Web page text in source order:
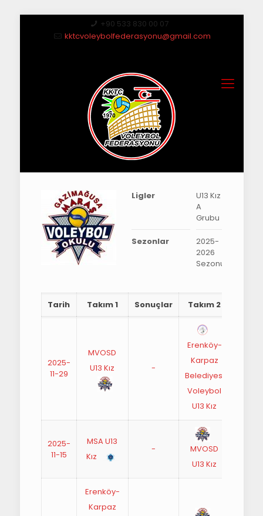
+90 533 830 00 07
kktcvoleybolfederasyonu@gmail.com
Ligler
U13 Kız
A
Grubu
Sezonlar
2025-
2026
Sezonu
Tarih Takım 1 Sonuçlar Takım 2
2025-
11-29
MVOSD
U13 Kız
-
Erenköy-
Karpaz
Belediyesi
Voleybol
U13 Kız
2025-
11-15
MSA U13
Kız
-
MVOSD
U13 Kız
Erenköy-
Karpaz